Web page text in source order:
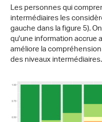
Les personnes qui
intermédiaires les
gauche dans la figure 5).
qu'une information accrue
améliore la
des niveaux intermédiaires.